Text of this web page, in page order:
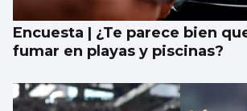
Encuesta | ¿Te parece bien
fumar en playas y piscinas?